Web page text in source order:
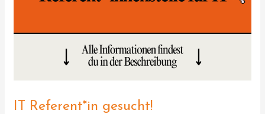
IT Referent*in gesucht!